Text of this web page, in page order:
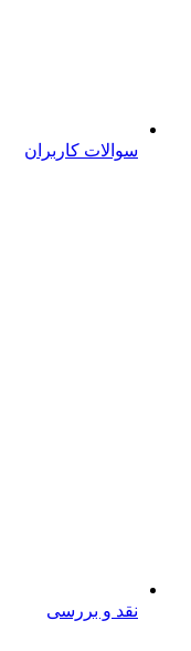
سوالات کاربران
نقد و بررسی